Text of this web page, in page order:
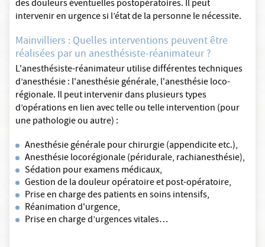
des douleurs éventuelles postopératoires. Il peut
intervenir en urgence si l’état de la personne le nécessite.
Mainvilliers : Quelles interventions peuvent être
réalisées par un anesthésiste-réanimateur ?
L'anesthésiste-réanimateur utilise différentes techniques
d’anesthésie : l'anesthésie générale, l'anesthésie loco-
régionale. Il peut intervenir dans plusieurs types
d’opérations en lien avec telle ou telle intervention (pour
une pathologie ou autre) :
Anesthésie générale pour chirurgie (appendicite etc.),
Anesthésie locorégionale (péridurale, rachianesthésie),
Sédation pour examens médicaux,
Gestion de la douleur opératoire et post-opératoire,
Prise en charge des patients en soins intensifs,
Réanimation d'urgence,
Prise en charge d’urgences vitales…